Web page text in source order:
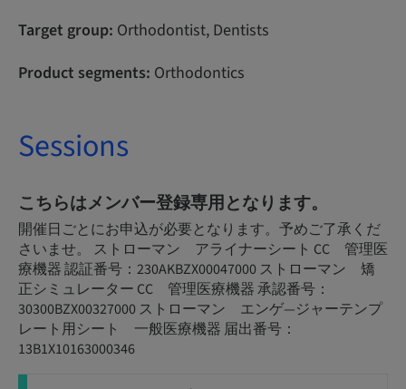
Target group: Orthodontist, Dentists
Product segments: Orthodontics
Sessions
こちらはメンバー登録専用となります。
開催日ごとにお申込が必要となります。予めご了承くだ
さいませ。 ストローマン アライナーシート CC 管理医
療機器 認証番号：230AKBZX00047000 ストローマン 矯
正シミュレーター CC 管理医療機器 承認番号：
30300BZX00327000 ストローマン エンゲ―ジャーテンプ
レート用シート 一般医療機器 届出番号：
13B1X10163000346